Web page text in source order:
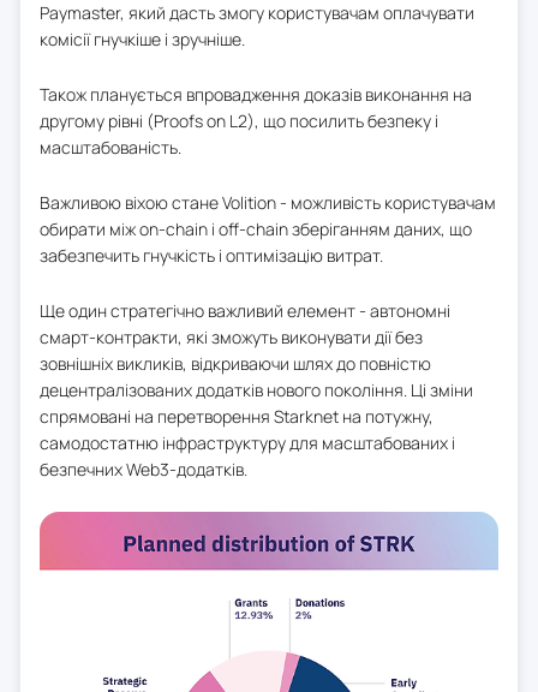
Paymaster, який дасть змогу користувачам оплачувати
комісії гнучкіше і зручніше.
Також планується впровадження доказів виконання на
другому рівні (Proofs on L2), що посилить безпеку і
масштабованість.
Важливою віхою стане Volition - можливість користувачам
обирати між on-chain і off-chain зберіганням даних, що
забезпечить гнучкість і оптимізацію витрат.
Ще один стратегічно важливий елемент - автономні
смарт-контракти, які зможуть виконувати дії без
зовнішніх викликів, відкриваючи шлях до повністю
децентралізованих додатків нового покоління. Ці зміни
спрямовані на перетворення Starknet на потужну,
самодостатню інфраструктуру для масштабованих і
безпечних Web3-додатків.